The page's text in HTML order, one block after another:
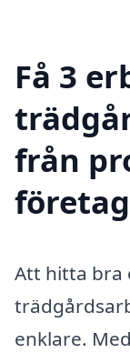
Få 3
från
företag
Att hitta bra
enklare.